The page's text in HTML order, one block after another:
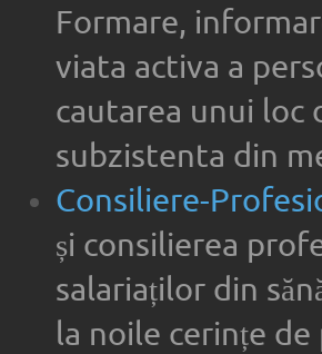
Formare,
viata activa a
cautarea unui loc
subzistenta din
Consiliere-
și consilierea
salariaților din
la noile cerințe